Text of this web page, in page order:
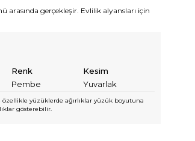
arasında gerçekleşir. Evlilik alyansları için
Renk
Kesim
Pembe Yuvarlak
yüzüklerde ağırlıklar yüzük boyutuna
gösterebilir.